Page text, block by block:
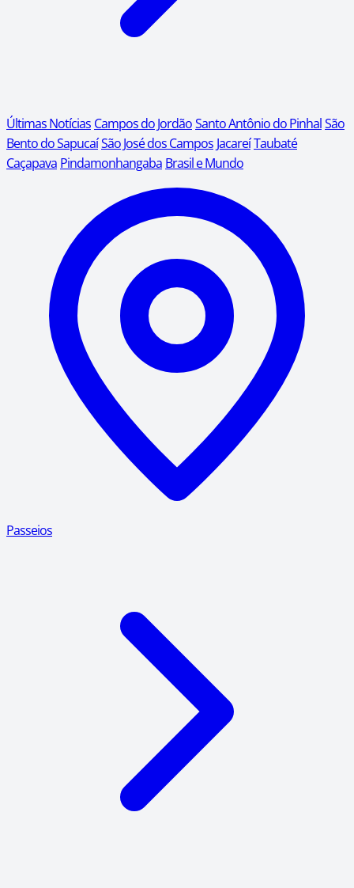
Últimas Notícias Campos do JordãoSanto Antônio do PinhalSão
Bento do SapucaíSão José dos Campos JacareíTaubaté
Caçapava Pindamonhangaba Brasil e Mundo
Passeios